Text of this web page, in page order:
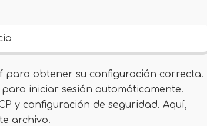
obtener su configuración correcta.
iniciar sesión automáticamente.
y configuración de seguridad. Aquí,
archivo.